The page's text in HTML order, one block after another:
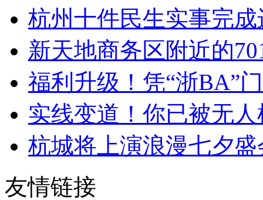
杭州十件民生实事完
新天地商务区附近的
福利升级！凭“浙BA”
实线变道！你已被无
杭城将上演浪漫七夕
友情链接